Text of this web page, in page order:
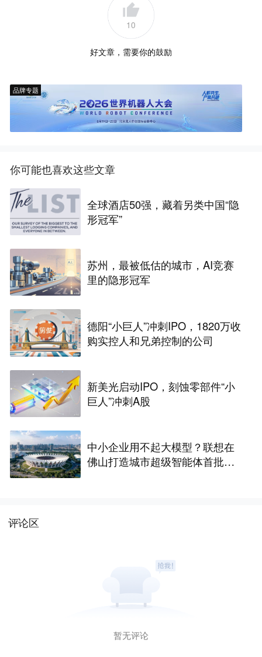
10
好文章，需要你的鼓励
品牌专题
你可能也喜欢这些文章
全球酒店50强，藏着另类中国“隐
形冠军”
苏州，最被低估的城市，AI竞赛
里的隐形冠军
德阳“小巨人”冲刺IPO，1820万收
购实控人和兄弟控制的公司
新美光启动IPO，刻蚀零部件“小
巨人”冲刺A股
中小企业用不起大模型？联想在
佛山打造城市超级智能体首批产
评论区
暂无评论